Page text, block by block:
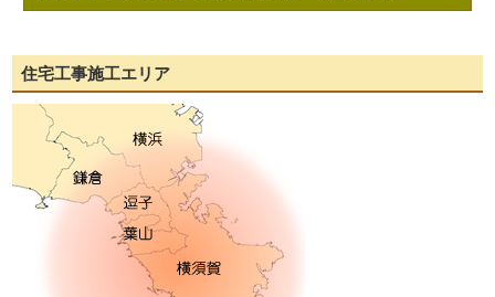
住宅工事施工エリア